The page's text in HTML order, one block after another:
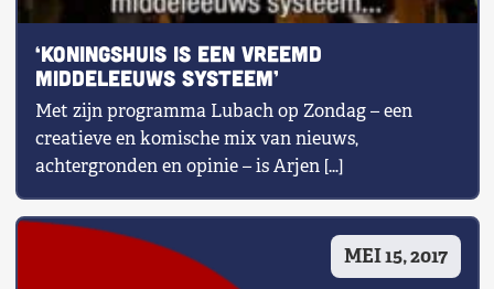
‘Koningshuis is een vreemd
middeleeuws systeem’
Met zijn programma Lubach op Zondag – een
creatieve en komische mix van nieuws,
achtergronden en opinie – is Arjen […]
MEI 15, 2017